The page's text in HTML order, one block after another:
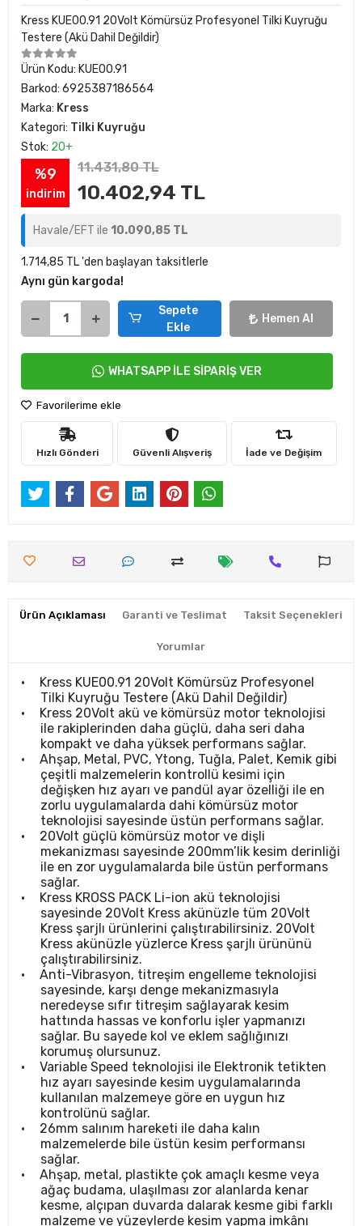
Kress KUE00.91 20Volt Kömürsüz Profesyonel Tilki Kuyruğu
Testere (Akü Dahil Değildir)
Ürün Kodu: KUE00.91
Barkod: 6925387186564
Marka: Kress
Kategori: Tilki Kuyruğu
Stok: 20+
%9
indirim
11.431,80 TL
10.402,94 TL
Havale/EFT ile 10.090,85 TL
1.714,85 TL 'den başlayan taksitlerle
Aynı gün kargoda!
Sepete
Ekle
Hemen Al
WHATSAPP İLE SİPARİŞ VER
Favorilerime ekle
Hızlı Gönderi Güvenli Alışveriş İade ve Değişim
Ürün Açıklaması Garanti ve Teslimat Taksit Seçenekleri
Yorumlar
•
Kress KUE00.91 20Volt Kömürsüz Profesyonel
Tilki Kuyruğu Testere (Akü Dahil Değildir)
•
Kress 20Volt akü ve kömürsüz motor teknolojisi
ile rakiplerinden daha güçlü, daha seri daha
kompakt ve daha yüksek performans sağlar.
•
Ahşap, Metal, PVC, Ytong, Tuğla, Palet, Kemik gibi
çeşitli malzemelerin kontrollü kesimi için
değişken hız ayarı ve pandül ayar özelliği ile en
zorlu uygulamalarda dahi kömürsüz motor
teknolojisi sayesinde üstün performans sağlar.
•
20Volt güçlü kömürsüz motor ve dişli
mekanizması sayesinde 200mm’lik kesim derinliği
ile en zor uygulamalarda bile üstün performans
sağlar.
•
Kress KROSS PACK Li-ion akü teknolojisi
sayesinde 20Volt Kress akünüzle tüm 20Volt
Kress şarjlı ürünlerini çalıştırabilirsiniz. 20Volt
Kress akünüzle yüzlerce Kress şarjlı ürününü
çalıştırabilirsiniz.
•
Anti-Vibrasyon, titreşim engelleme teknolojisi
sayesinde, karşı denge mekanizmasıyla
neredeyse sıfır titreşim sağlayarak kesim
hattında hassas ve konforlu işler yapmanızı
sağlar. Bu sayede kol ve eklem sağlığınızı
korumuş olursunuz.
•
Variable Speed teknolojisi ile Elektronik tetikten
hız ayarı sayesinde kesim uygulamalarında
kullanılan malzemeye göre en uygun hız
kontrolünü sağlar.
•
26mm salınım hareketi ile daha kalın
malzemelerde bile üstün kesim performansı
sağlar.
•
Ahşap, metal, plastikte çok amaçlı kesme veya
ağaç budama, ulaşılması zor alanlarda kenar
kesme, alçıpan duvarda dalarak kesme gibi farklı
malzeme ve yüzeylerde kesim yapma imkânı